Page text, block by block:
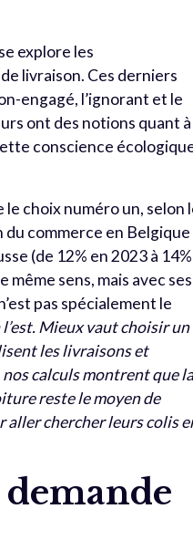
explore les
livraison. Ces derniers
engagé, l’ignorant et le
ont des notions quant à
conscience
le choix numéro un, selon
du commerce en Belgique
(de 12% en 2023 à 14%
sens, mais avec ses
pas spécialement le
Mieux vaut choisir un
les livraisons et
calculs montrent que
reste le moyen de
chercher leurs colis